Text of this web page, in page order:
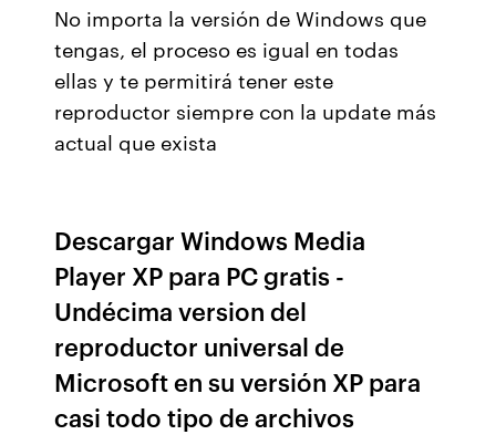
No importa la versión de Windows que
tengas, el proceso es igual en todas
ellas y te permitirá tener este
reproductor siempre con la update más
actual que exista
Descargar Windows Media
Player XP para PC gratis -
Undécima version del
reproductor universal de
Microsoft en su versión XP para
casi todo tipo de archivos